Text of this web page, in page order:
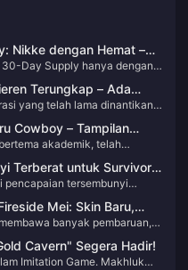
Nikke dengan Hemat –
Day Supply hanya dengan
pihak ketiga hingga
dan jangan lewatkan bonus
permata Anda.
Terungkap – Ada
Tidak Ada yang Besar!
yang telah lama dinantikan
Journey’s End akhirnya
peluncuran resmi,
solid, beberapa masalah
Cowboy – Tampilan
Pratinjau 2D!
akademik, telah
lain adalah Cowboy kita! Enam
yang solid, dan kali ini model
Terberat untuk Survivors
pencapaian tersembunyi
satunya selama pertandingan
kecil, tapi beberapa
Mei: Skin Baru,
banyak pembaruan,
terhadap masukan pemain.
terbaru:
Cavern" Segera Hadir!
Imitation Game. Makhluk